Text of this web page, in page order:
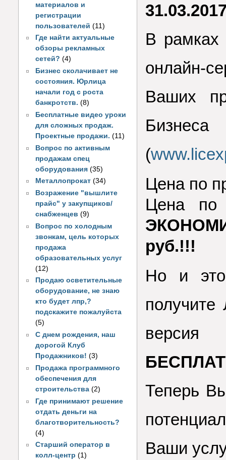
материалов и
регистрации
пользователей(11)
Где найти актуальные
обзоры рекламных
сетей? (4)
Бизнес сколачивает не
состояния. Юрлица
начали год с роста
банкротств. (8)
Бесплатные видео уроки
для сложных продаж.
Проектные продажи. (11)
Вопрос по активным
продажам спец
оборудования (35)
Металлопрокат (34)
Возражение "вышлите
прайс" у закупщиков/
снабженцев (9)
Вопрос по холодным
звонкам, цель которых
продажа
образовательных услуг
(12)
Продаю осветительные
оборудование, не знаю
кто будет лпр,?
подскажите пожалуйста
(5)
С днем рождения, наш
дорогой Клуб
Продажников! (3)
Продажа программного
обеспечения для
строительства (2)
Где принимают решение
отдать деньги на
благотворительность?
(4)
Старший оператор в
колл-центр (1)
В рамках
онлайн-
Ваших
(
Цена по
Цена
руб.!!!
Но и
версия
Теперь
Ваши